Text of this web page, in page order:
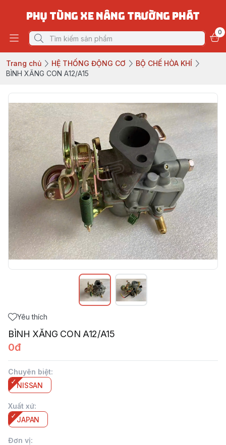
PHỤ TÙNG XE NÂNG TRƯỜNG PHÁT
0
Trang chủ HỆ THỐNG ĐỘNG CƠ
BỘ CHẾ HÒA KHÍ
BÌNH XĂNG CON A12/A15
Yêu thích
BÌNH XĂNG CON A12/A15
0đ
Chuyên biệt:
NISSAN
Xuất xứ:
JAPAN
Đơn vị: